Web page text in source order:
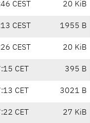
CEST 20 KiB
CEST 1955 B
CEST 20 KiB
CET 395 B
CET 3021 B
CET 27 KiB